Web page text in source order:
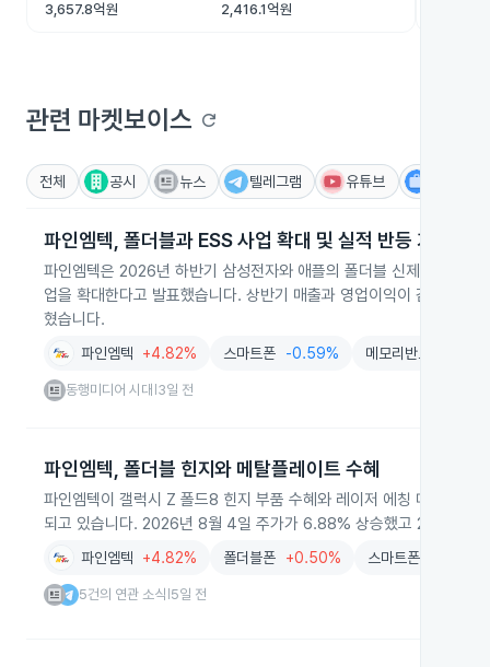
3,657.8억원
2,416.1억원
관련 마켓보이스 refresh
전체 공시 뉴스 텔레그램 유튜브
파인엠텍, 폴더블과 ESS 사업 확대 및 실적 반등 기대
파인엠텍은 2026년 하반기 삼성전자와 애플의 폴더블 신제품 출시
업을 확대한다고 발표했습니다. 상반기 매출과 영업이익이 감소해 생
혔습니다.
파인엠텍 +4.82% 스마트폰 -0.59% 메모리반도체
동행미디어 시대 3일 전
파인엠텍, 폴더블 힌지와 메탈플레이트 수혜
파인엠텍이 갤럭시 Z 폴드8 힌지 부품 수혜와 레이저 에칭 메탈플레
되고 있습니다. 2026년 8월 4일 주가가 6.88% 상승했고 2분기부터
파인엠텍 +4.82% 폴더블폰 +0.50% 스마트폰
5건의 연관 소식 5일 전